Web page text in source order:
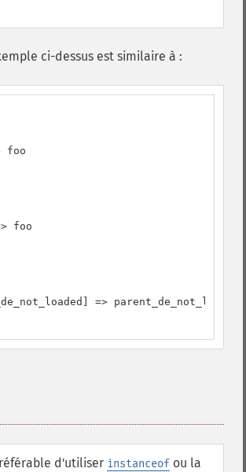
ci-dessus est similaire à :
foo
foo
=> parent_de_not_loaded
d'utiliser instanceof ou la